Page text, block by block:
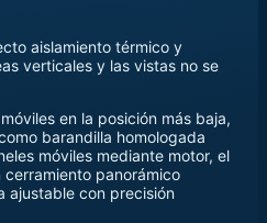
aislamiento térmico y
verticales y las vistas no se
en la posición más baja,
barandilla homologada
móviles mediante motor, el
panorámico
ajustable con precisión